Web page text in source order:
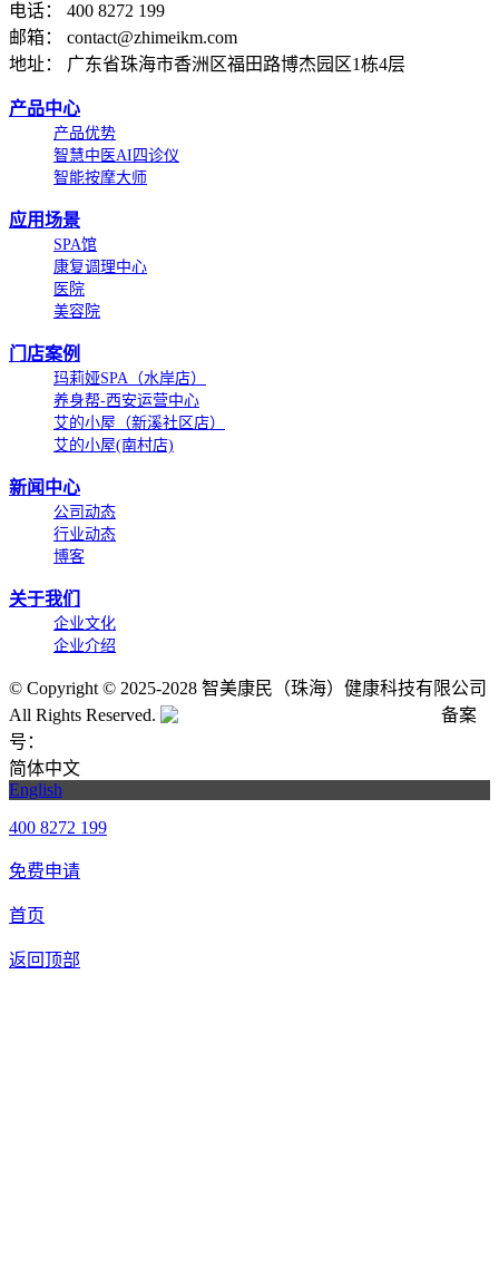
电话： 400 8272 199
邮箱： contact@zhimeikm.com
地址： 广东省珠海市香洲区福田路博杰园区1栋4层
产品中心
产品优势
智慧中医AI四诊仪
智能按摩大师
应用场景
SPA馆
康复调理中心
医院
美容院
门店案例
玛莉娅SPA（水岸店）
养身帮-西安运营中心
艾的小屋（新溪社区店）
艾的小屋(南村店)
新闻中心
公司动态
行业动态
博客
关于我们
企业文化
企业介绍
© Copyright © 2025-2028 智美康民（珠海）健康科技有限公司
All Rights Reserved.
备案
号：
简体中文
English
400 8272 199
免费申请
首页
返回顶部